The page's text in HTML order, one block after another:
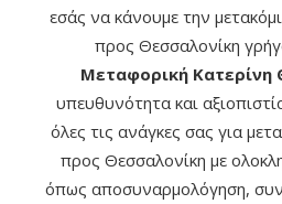
εσάς να κάνουμε την
προς Θεσσαλονίκη
Μεταφορική Κατερίνη
υπευθυνότητα και
όλες τις ανάγκες σας για
προς Θεσσαλονίκη με
όπως αποσυναρμολόγηση,